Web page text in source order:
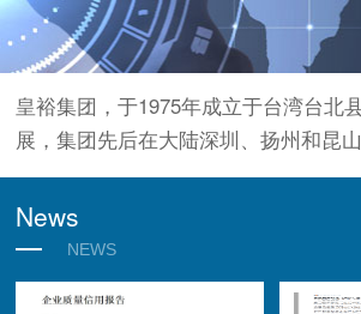
皇裕集团，于1975年成立于台湾台北
展，集团先后在大陆深圳、扬州和昆山
News
NEWS